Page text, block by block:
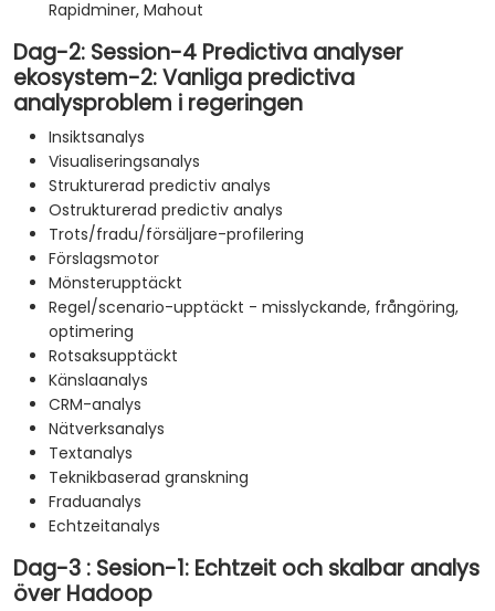
Rapidminer, Mahout
Dag-2: Session-4 Predictiva analyser
ekosystem-2: Vanliga predictiva
analysproblem i regeringen
Insiktsanalys
Visualiseringsanalys
Strukturerad predictiv analys
Ostrukturerad predictiv analys
Trots/fradu/försäljare-profilering
Förslagsmotor
Mönsterupptäckt
Regel/scenario-upptäckt - misslyckande, frångöring,
optimering
Rotsaksupptäckt
Känslaanalys
CRM-analys
Nätverksanalys
Textanalys
Teknikbaserad granskning
Fraduanalys
Echtzeitanalys
Dag-3 : Sesion-1: Echtzeit och skalbar analys
över Hadoop